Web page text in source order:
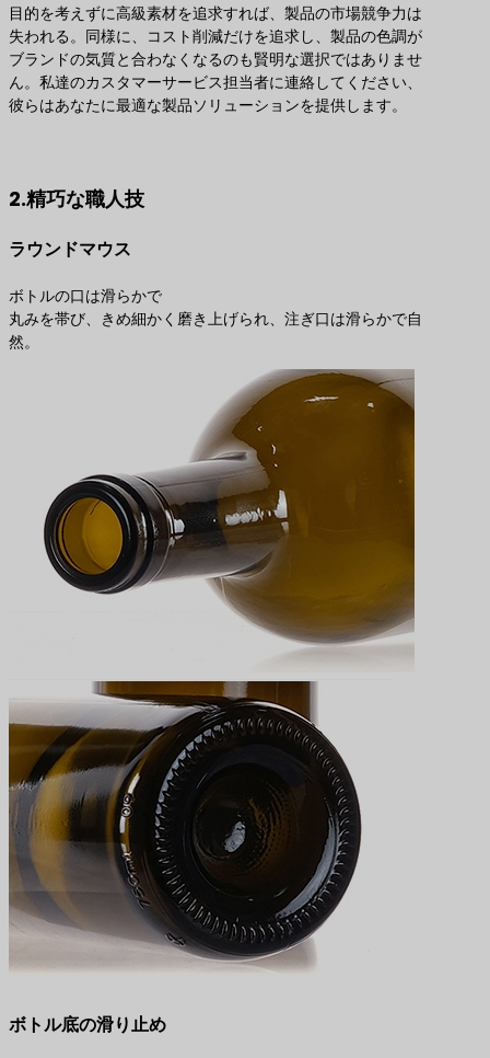
目的を考えずに高級素材を追求すれば、製品の市場競争力は
失われる。同様に、コスト削減だけを追求し、製品の色調が
ブランドの気質と合わなくなるのも賢明な選択ではありませ
ん。私達のカスタマーサービス担当者に連絡してください、
彼らはあなたに最適な製品ソリューションを提供します。
2.精巧な職人技
ラウンドマウス
ボトルの口は滑らかで
丸みを帯び、きめ細かく磨き上げられ、注ぎ口は滑らかで自
然。
ボトル底の滑り止め